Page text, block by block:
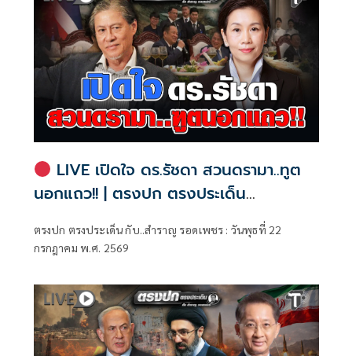
LIVE เปิดใจ ดร.รัชดา สวนดรามา..ทูต
นอกแถว!! | ตรงปก ตรงประเด็น
ตรงปก ตรงประเด็น กับ..สำราญ รอดเพชร : วันพุธที่ 22
กรกฎาคม พ.ศ. 2569